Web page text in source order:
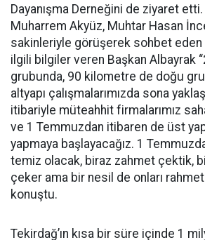
Dayanışma Derneğini de ziyaret etti.
Muharrem Akyüz, Muhtar Hasan
sakinleriyle görüşerek sohbet eden
ilgili bilgiler veren Başkan Albayrak
grubunda, 90 kilometre de doğu
altyapı çalışmalarımızda sona
itibariyle müteahhit firmalarımız
ve 1 Temmuzdan itibaren de üst
yapmaya başlayacağız. 1
temiz olacak, biraz zahmet çektik,
çeker ama bir nesil de onları
konuştu.
Tekirdağ’ın kısa bir süre içinde 1